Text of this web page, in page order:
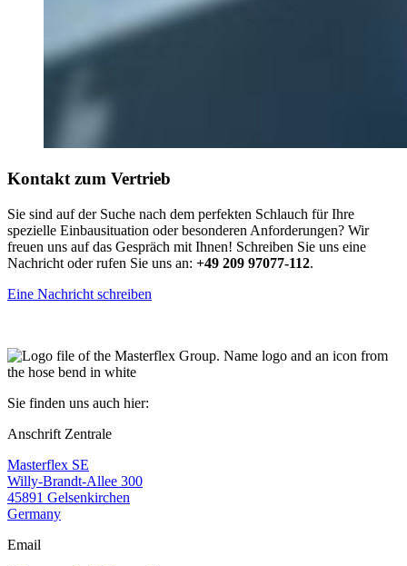
Kontakt zum Vertrieb
Sie sind auf der Suche nach dem perfekten Schlauch für Ihre
spezielle Einbausituation oder besonderen Anforderungen? Wir
freuen uns auf das Gespräch mit Ihnen! Schreiben Sie uns eine
Nachricht oder rufen Sie uns an: +49 209 97077-112.
Eine Nachricht schreiben
Sie finden uns auch hier:
Anschrift Zentrale
Masterflex SE
Willy-Brandt-Allee 300
45891 Gelsenkirchen
Germany
Email